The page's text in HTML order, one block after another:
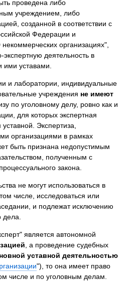
проведена либо
учреждением, либо
созданной в соответствии с
Федерации и
организациях",
деятельность в
ими уставами.
и лаборатории, индивидуальные
учреждения не имеют
по уголовному делу, ровно как и
для которых экспертная
Экспертиза,
организациями в рамках
быть признана недопустимым
полученным с
закона.
не могут использоваться в
числе, исследоваться или
и подлежат исключению
дела.
является автономной
, а проведение судебных
уставной деятельностью
"), то она имеет право
числе и по уголовным делам.